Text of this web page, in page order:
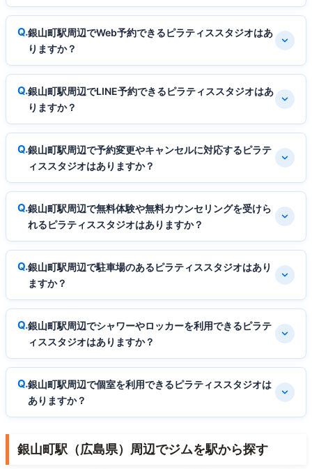
銀山町駅周辺でWeb予約できるピラティススタジオはあ
りますか？
銀山町駅周辺でLINE予約できるピラティススタジオはあ
りますか？
銀山町駅周辺で予約変更やキャンセルに対応するピラテ
ィススタジオはありますか？
銀山町駅周辺で無料体験や無料カウンセリングを受けら
れるピラティススタジオはありますか？
銀山町駅周辺で駐車場のあるピラティススタジオはあり
ますか？
銀山町駅周辺でシャワーやロッカーを利用できるピラテ
ィススタジオはありますか？
銀山町駅周辺で個室を利用できるピラティススタジオは
ありますか？
銀山町駅（広島県）周辺でジムを駅から探す